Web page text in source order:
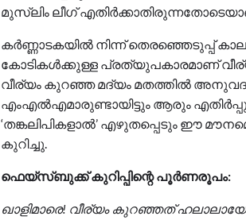
മുസ്ലിം ലീഗ്
കര്‍ണ്ണാടകയില്‍ നിന്ന് തെരഞ്ഞെടുപ്പ്
കോടികള്‍ക്കുള്ള പ്രത്യുപകാരമാണ്
വീര്യം കുറഞ്ഞ മദ്യം മതത്തില്‍
എംഎല്‍എമാരുണ്ടായിട്ടും ആരും
‘തങ്കലിപികളാല്‍’ എഴുതപ്പെടും ഈ
കുറിച്ചു.
ഫെയ്‌സ്ബുക്ക് കുറിപ്പിന്റെ പൂർണരൂപം:
ഖാളിമാരെ! വീര്യം കുറഞ്ഞത്